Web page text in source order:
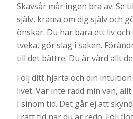
Skavsår mår ingen bra av. Se
själv, krama om dig själv och
önskar. Du har bara ett liv och
tveka, gör slag i saken.
till det bättre. Du är värd allt
Följ ditt hjärta och din intuition
livet. Var inte rädd min vän,
I sinom tid. Det går ej att